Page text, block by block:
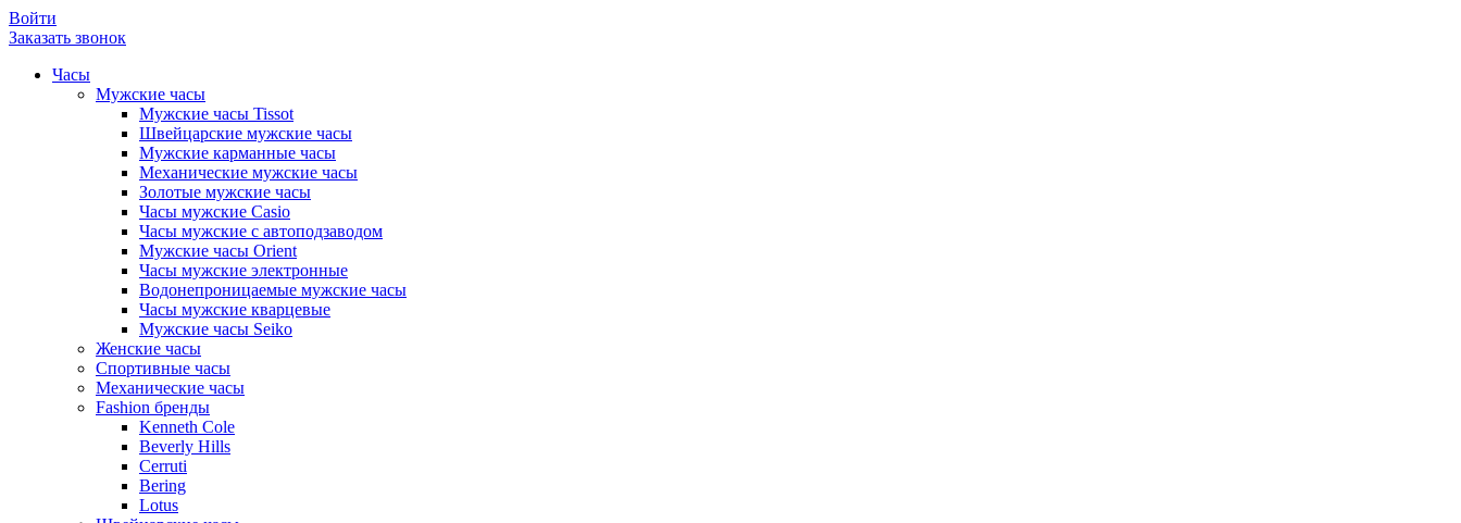
Войти
Заказать звонок
Часы
Мужские часы
Мужские часы Tissot
Швейцарские мужские часы
Мужские карманные часы
Механические мужские часы
Золотые мужские часы
Часы мужские Casio
Часы мужские с автоподзаводом
Мужские часы Orient
Часы мужские электронные
Водонепроницаемые мужские часы
Часы мужские кварцевые
Мужские часы Seiko
Женские часы
Спортивные часы
Механические часы
Fashion бренды
Kenneth Cole
Beverly Hills
Cerruti
Bering
Lotus